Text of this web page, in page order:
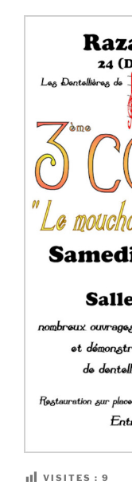
VISITES : 9